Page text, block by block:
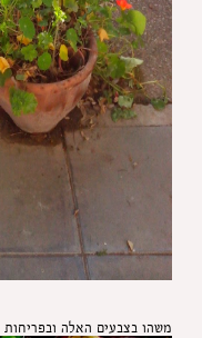
משהו בצבעים האלה ובפריחות